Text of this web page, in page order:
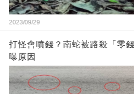
2023/09/29
打怪會噴錢？南蛇被路殺「零
曝原因